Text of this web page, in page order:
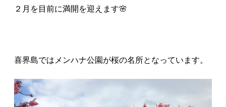
２月を目前に満開を迎えます🌸
喜界島ではメンハナ公園が桜の名所となっています。